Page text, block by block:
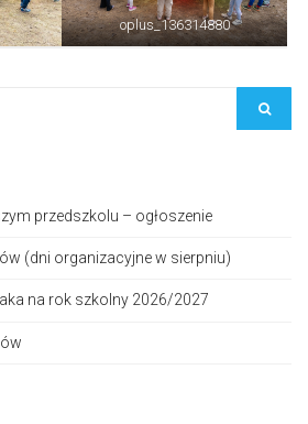
oplus_136314880
przedszkolu – ogłoszenie
(dni organizacyjne w sierpniu)
na rok szkolny 2026/2027